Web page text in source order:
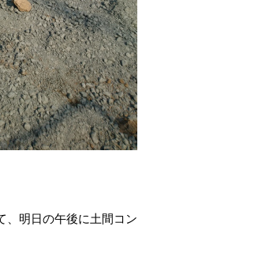
、明日の午後に土間コン